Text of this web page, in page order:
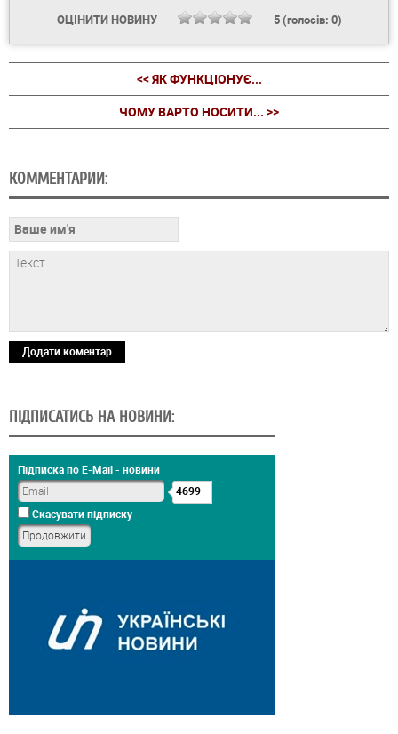
ОЦІНИТИ НОВИНУ 5(голосів: 0)
<< ЯК ФУНКЦІОНУЄ...
ЧОМУ ВАРТО НОСИТИ... >>
КОММЕНТАРИИ:
Додати коментар
ПІДПИСАТИСЬ НА НОВИНИ:
Підписка по E-Mail - новини
4699
Скасувати підписку